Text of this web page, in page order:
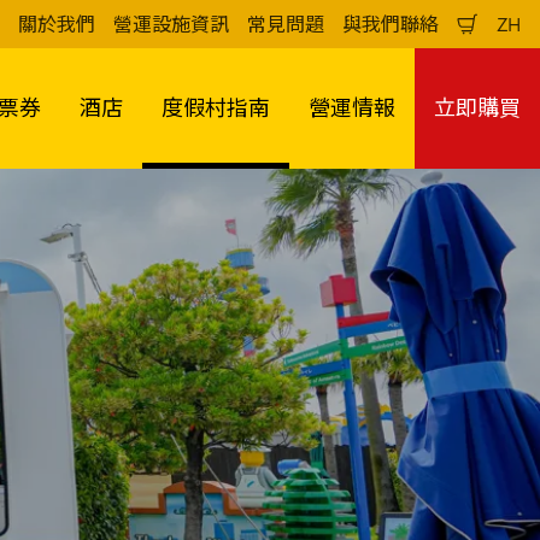
關於我們 營運設施資訊 常見問題 與我們聯絡
物
ZH
中
文
券 酒店 度假村指南 營運情報 立即購買